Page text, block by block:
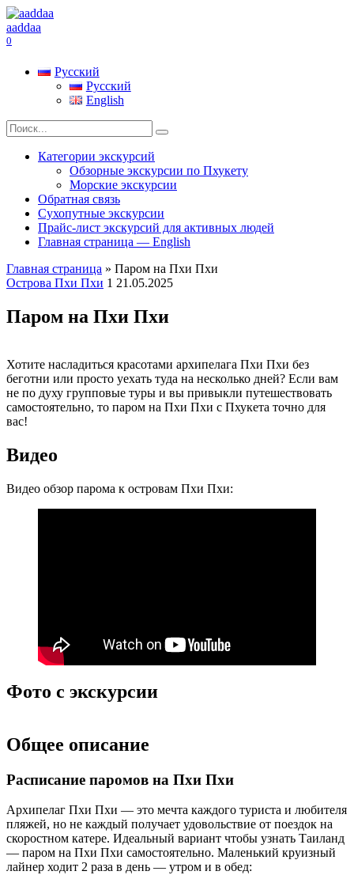
Перейти
к
содержанию
aaddaa
0
Русский
Русский
English
Search
for:
Категории экскурсий
Обзорные экскурсии по Пхукету
Морские экскурсии
Обратная связь
Сухопутные экскурсии
Прайс-лист экскурсий для активных людей
Главная страница — English
Главная страница » Паром на Пхи Пхи
Острова Пхи Пхи 1 21.05.2025
Паром на Пхи Пхи
Хотите насладиться красотами архипелага Пхи Пхи без
беготни или просто уехать туда на несколько дней? Если вам
не по духу групповые туры и вы привыкли путешествовать
самостоятельно, то паром на Пхи Пхи с Пхукета точно для
вас!
Видео
Видео обзор парома к островам Пхи Пхи:
Фото с экскурсии
Общее описание
Расписание паромов на Пхи Пхи
Архипелаг Пхи Пхи — это мечта каждого туриста и любителя
пляжей, но не каждый получает удовольствие от поездок на
скоростном катере. Идеальный вариант чтобы узнать Таиланд
— паром на Пхи Пхи самостоятельно. Маленький круизный
лайнер ходит 2 раза в день — утром и в обед: